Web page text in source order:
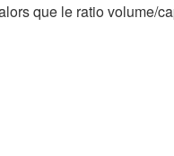
que le ratio volume/